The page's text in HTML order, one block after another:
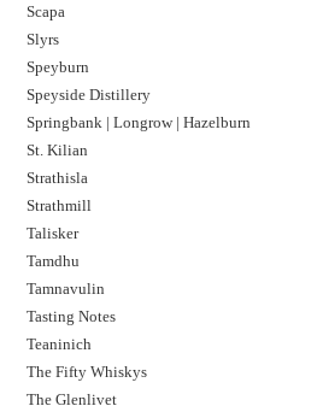
Scapa
Slyrs
Speyburn
Speyside Distillery
Springbank | Longrow | Hazelburn
St. Kilian
Strathisla
Strathmill
Talisker
Tamdhu
Tamnavulin
Tasting Notes
Teaninich
The Fifty Whiskys
The Glenlivet